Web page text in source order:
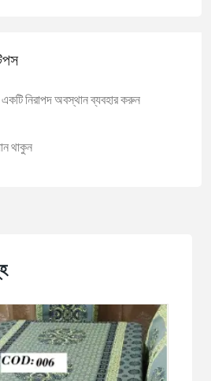
একটি নিরাপদ অবস্থান ব্যবহার করুন
থাকুন